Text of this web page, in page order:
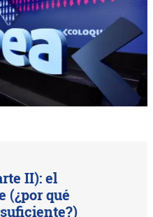
II): el
(¿por qué